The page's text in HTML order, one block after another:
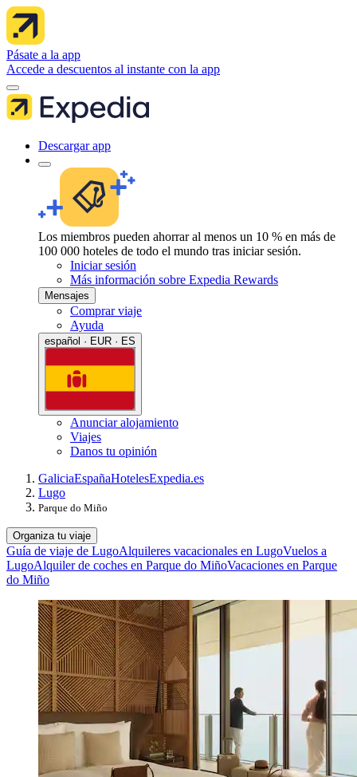
Pásate a la app
Accede a descuentos al instante con la app
Descargar app
Los miembros pueden ahorrar al menos un 10 % en más de
100 000 hoteles de todo el mundo tras iniciar sesión.
Iniciar sesión
Más información sobre Expedia Rewards
Mensajes
Comprar viaje
Ayuda
español · EUR · ES
Anunciar alojamiento
Viajes
Danos tu opinión
GaliciaEspañaHotelesExpedia.es
Lugo
Parque do Miño
Organiza tu viaje
Guía de viaje de LugoAlquileres vacacionales en LugoVuelos a
LugoAlquiler de coches en Parque do MiñoVacaciones en Parque
do Miño